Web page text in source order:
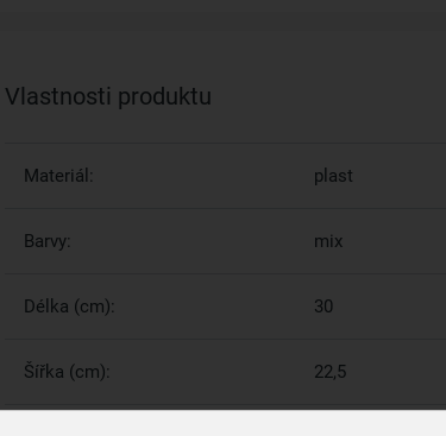
Vlastnosti produktu
Materiál: plast
Barvy: mix
Délka (cm): 30
Šířka (cm): 22,5